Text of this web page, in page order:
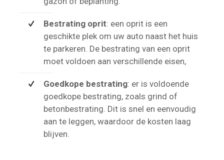
Bestrating oprit: een oprit is een
geschikte plek om uw auto naast het huis
te parkeren. De bestrating van een oprit
moet voldoen aan verschillende eisen,
Goedkope bestrating: er is voldoende
goedkope bestrating, zoals grind of
betonbestrating. Dit is snel en eenvoudig
aan te leggen, waardoor de kosten laag
blijven.